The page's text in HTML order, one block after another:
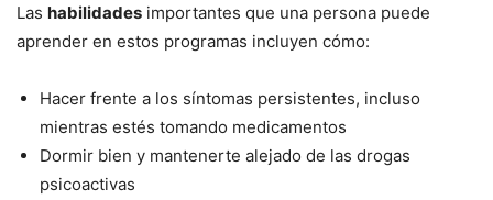
Las habilidades importantes que una persona puede
aprender en estos programas incluyen cómo:
Hacer frente a los síntomas persistentes, incluso
mientras estés tomando medicamentos
Dormir bien y mantenerte alejado de las drogas
psicoactivas